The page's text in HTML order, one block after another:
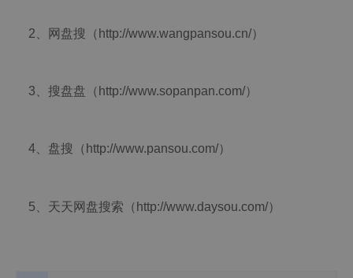
2、网盘搜（http://www.wangpansou.cn/）
3、搜盘盘（http://www.sopanpan.com/）
4、盘搜（http://www.pansou.com/）
5、天天网盘搜索（http://www.daysou.com/）